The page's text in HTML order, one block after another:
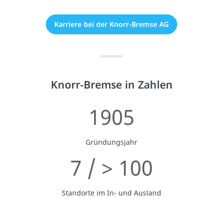
Karriere bei der Knorr-Bremse AG
Knorr-Bremse in Zahlen
1905
Gründungsjahr
7 / > 100
Standorte im In- und Ausland